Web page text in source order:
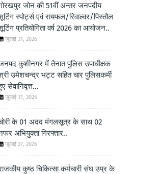
जोन की 51वीं अन्तर जनपदीय
स्पोर्ट्स एवं रायफल/रिवाल्वर/पिस्तौल
प्रतियोगिता वर्ष 2026 का आयोजन..
जुलाई 31, 2026
कुशीनगर में तैनात पुलिस उपाधीक्षक
उमेशचन्द्र भट्ट सहित चार पुलिसकर्मी
सेवानिवृत्त...
जुलाई 31, 2026
के 01 अदद मंगलसूत्र के साथ 02
अभियुक्ता गिरफ्तार..
जुलाई 27, 2026
कुष्ठ चिकित्सा कर्मचारी संघ उप्र के